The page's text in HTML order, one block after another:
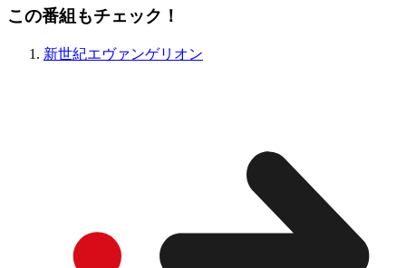
この番組もチェック！
新世紀エヴァンゲリオン